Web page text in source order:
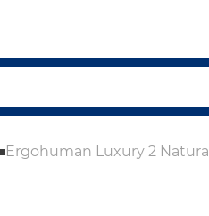
Ergohuman Luxury 2 Natural